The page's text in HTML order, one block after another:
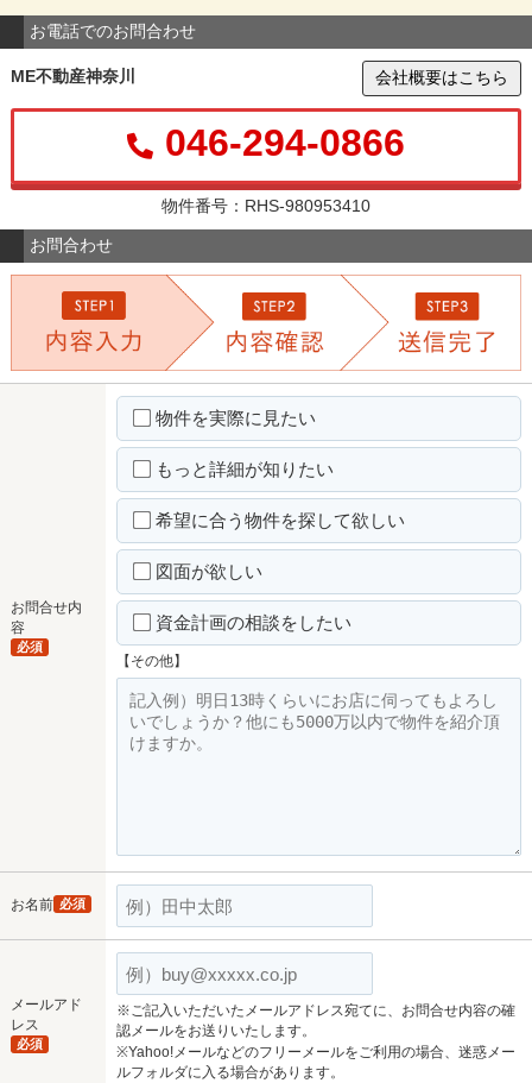
お電話でのお問合わせ
ME不動産神奈川 会社概要はこちら
046-294-0866
物件番号：RHS-980953410
お問合わせ
お問合せ内
容
必須
物件を実際に見たい
もっと詳細が知りたい
希望に合う物件を探して欲しい
図面が欲しい
資金計画の相談をしたい
【その他】
お名前 必須
メールアド
レス
必須
※ご記入いただいたメールアドレス宛てに、お問合せ内容の確
認メールをお送りいたします。
※Yahoo!メールなどのフリーメールをご利用の場合、迷惑メー
ルフォルダに入る場合があります。